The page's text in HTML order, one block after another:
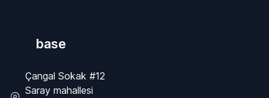
base
Çangal Sokak #12
Saray mahallesi